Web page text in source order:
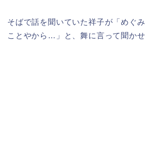
そばで話を聞いていた祥子が「めぐ
ことやから…」と、舞に言って聞かせ